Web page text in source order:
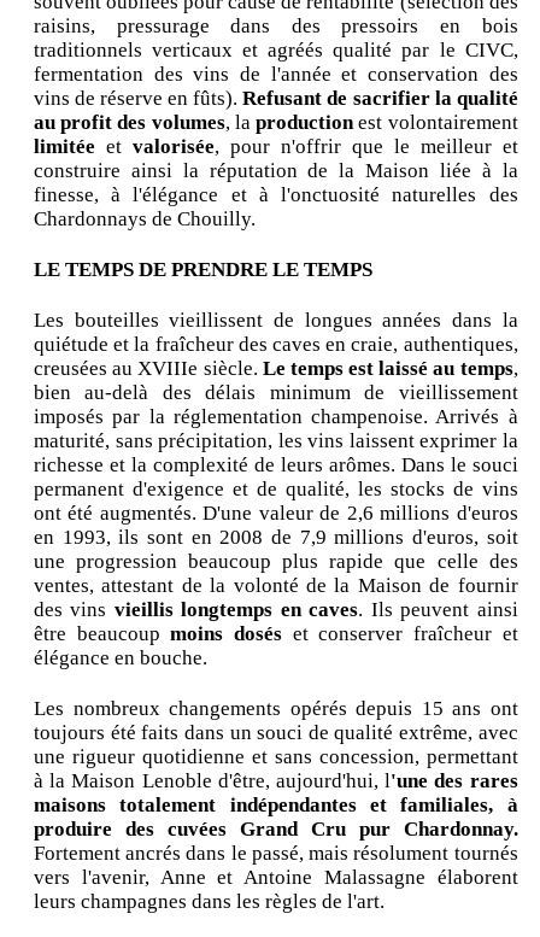
raisins, pressurage dans des pressoirs en bois
traditionnels verticaux et agréés qualité par le CIVC,
fermentation des vins de l'année et conservation des
vins de réserve en fûts).Refusant de sacrifier la qualité
au profit des volumes, laproductionest volontairement
limitée et valorisée, pour n'offrir que le meilleur et
construire ainsi la réputation de la Maison liée à la
finesse, à l'élégance et à l'onctuosité naturelles des
Chardonnays de Chouilly.
LE TEMPS DE PRENDRE LE TEMPS
Les bouteilles vieillissent de longues années dans la
quiétude et la fraîcheur des caves en craie, authentiques,
creusées au XVIIIe siècle. Le temps est laissé au temps,
bien au-delà des délais minimum de vieillissement
imposés par la réglementation champenoise. Arrivés à
maturité, sans précipitation, les vins laissent exprimer la
richesse et la complexité de leurs arômes. Dans le souci
permanent d'exigence et de qualité, les stocks de vins
ont été augmentés. D'une valeur de 2,6 millions d'euros
en 1993, ils sont en 2008 de 7,9 millions d'euros, soit
une progression beaucoup plus rapide que celle des
ventes, attestant de la volonté de la Maison de fournir
des vins vieillis longtemps en caves. Ils peuvent ainsi
être beaucoupmoins dosés et conserver fraîcheur et
élégance en bouche.
Les nombreux changements opérés depuis 15 ans ont
toujours été faits dans un souci de qualité extrême, avec
une rigueur quotidienne et sans concession, permettant
à la Maison Lenoble d'être, aujourd'hui, l'une des rares
maisons totalement indépendantes et familiales, à
produire des cuvées Grand Cru pur Chardonnay.
Fortement ancrés dans le passé, mais résolument tournés
vers l'avenir, Anne et Antoine Malassagne élaborent
leurs champagnes dans les règles de l'art.